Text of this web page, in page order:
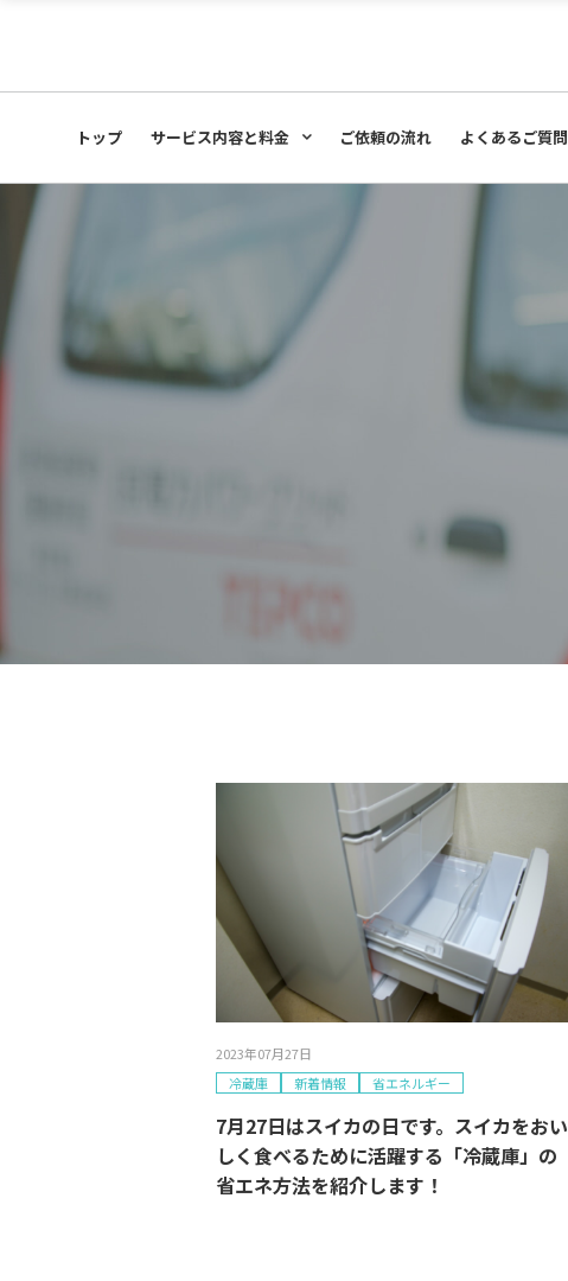
トップ サービス内容と料金 ご依頼の流れ よくあるご質問
2023年07月27日
冷蔵庫
新着情報 省エネルギー
7月27日はスイカの日です。スイカをおい
しく食べるために活躍する「冷蔵庫」の
省エネ方法を紹介します！